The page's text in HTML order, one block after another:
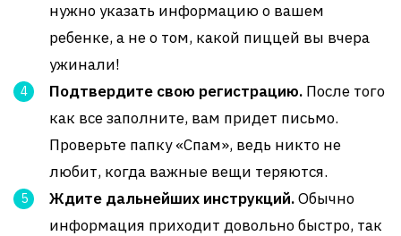
нужно указать информацию о вашем
ребенке, а не о том, какой пиццей вы вчера
ужинали!
Подтвердите свою регистрацию. После того
как все заполните, вам придет письмо.
Проверьте папку «Спам», ведь никто не
любит, когда важные вещи теряются.
Ждите дальнейших инструкций.Обычно
информация приходит довольно быстро, так